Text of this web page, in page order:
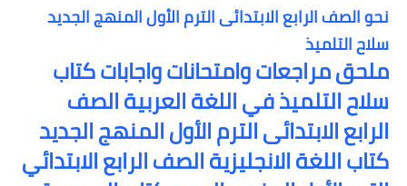
نحو الصف الرابع الابتدائى الترم الأول المنهج الجديد
سلاح التلميذ
ملحق مراجعات وامتحانات واجابات كتاب
سلاح التلميذ في اللغة العربية الصف
الرابع الابتدائى الترم الأول المنهج الجديد
كتاب اللغة الانجليزية الصف الرابع الابتدائي